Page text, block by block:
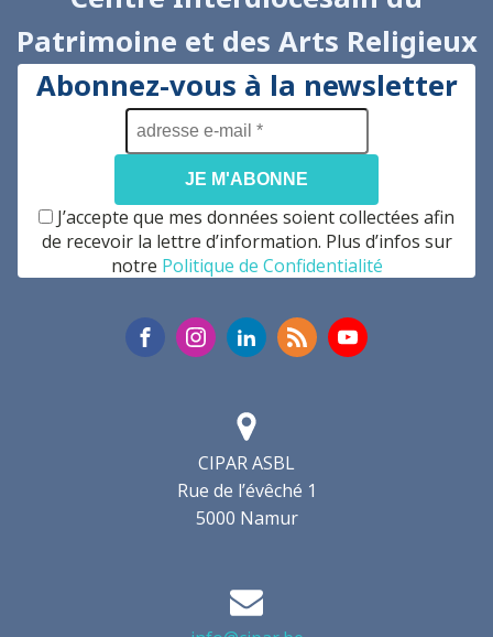
Patrimoine et des Arts Religieux
CIPAR ASBL
Rue de l’évêché 1
5000 Namur
Abonnez-vous à la newsletter
adresse
e-
mail
*
J’accepte que mes données soient collectées afin
de recevoir la lettre d’information. Plus d’infos sur
notre Politique de Confidentialité